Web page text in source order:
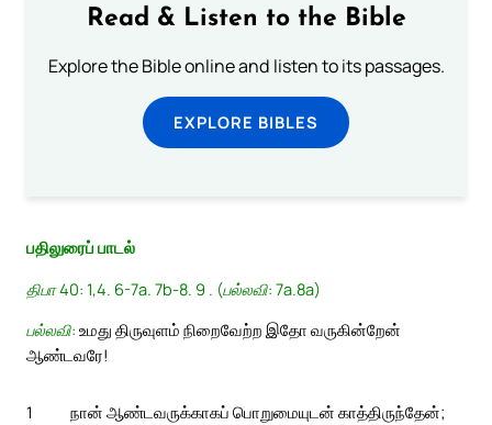
Read & Listen to the Bible
Explore the Bible online and listen to its passages.
EXPLORE BIBLES
பதிலுரைப் பாடல்
திபா 40: 1,4. 6-7a. 7b-8. 9 . (பல்லவி: 7a.8a)
பல்லவி: உமது திருவுளம் நிறைவேற்ற இதோ வருகின்றேன்
ஆண்டவரே!
1
நான் ஆண்டவருக்காகப் பொறுமையுடன் காத்திருந்தேன்;